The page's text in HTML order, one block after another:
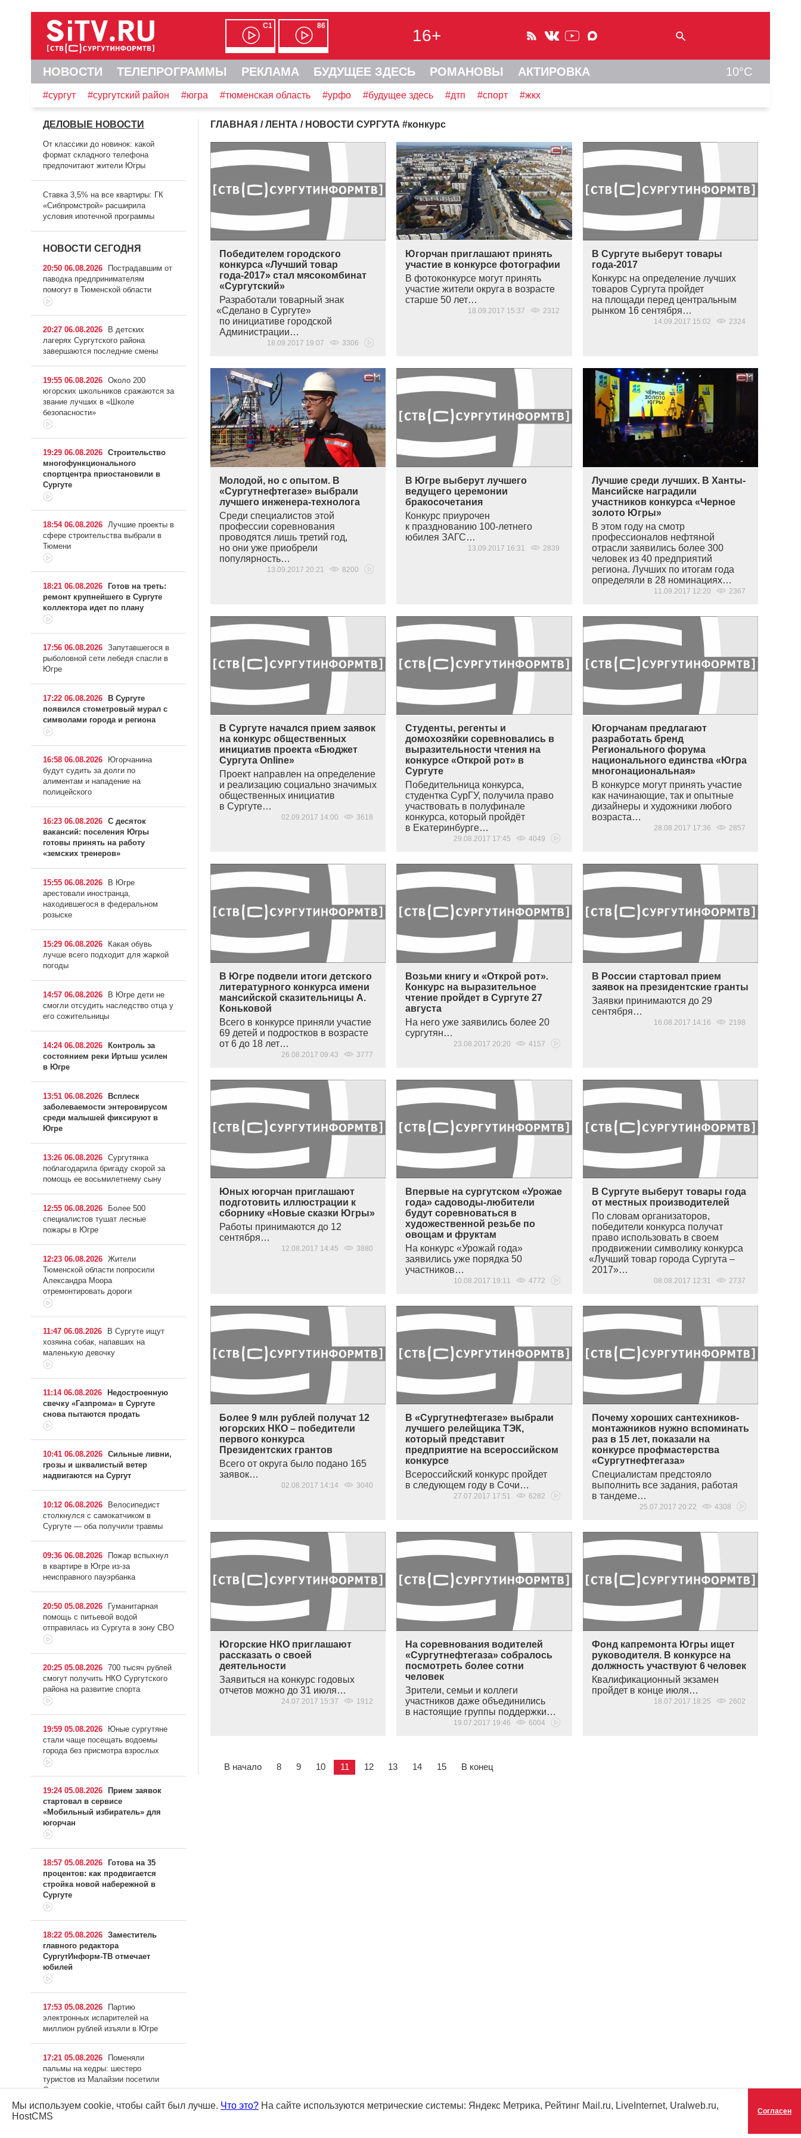
С1 86
16+
НОВОСТИ ТЕЛЕПРОГРАММЫ РЕКЛАМА БУДУЩЕЕ ЗДЕСЬ РОМАНОВЫ АКТИРОВКА 10°C
#сургут #сургутский район #югра #тюменская область #урфо #будущее здесь #дтп #спорт #жкх
ГЛАВНАЯ /ЛЕНТА / НОВОСТИ СУРГУТА #конкурс
Победителем городского
конкурса «Лучший товар
года-2017» стал мясокомбинат
«Сургутский»
Разработали товарный знак
«Сделано в Сургуте»
по инициативе городской
Администрации…
18.09.2017 19:07 3306
Югорчан приглашают принять
участие в конкурсе фотографии
В фотоконкурсе могут принять
участие жители округа в возрасте
старше 50 лет…
18.09.2017 15:37 2312
В Сургуте выберут товары
года-2017
Конкурс на определение лучших
товаров Сургута пройдет
на площади перед центральным
рынком 16 сентября…
14.09.2017 15:02 2324
Молодой, но с опытом. В
«Сургутнефтегазе» выбрали
лучшего инженера-технолога
Среди специалистов этой
профессии соревнования
проводятся лишь третий год,
но они уже приобрели
популярность…
13.09.2017 20:21 8200
В Югре выберут лучшего
ведущего церемонии
бракосочетания
Конкурс приурочен
к празднованию 100-летнего
юбилея ЗАГС…
13.09.2017 16:31 2839
Лучшие среди лучших. В Ханты-
Мансийске наградили
участников конкурса «Черное
золото Югры»
В этом году на смотр
профессионалов нефтяной
отрасли заявились более 300
человек из 40 предприятий
региона. Лучших по итогам года
определяли в 28 номинациях…
11.09.2017 12:20 2367
В Сургуте начался прием заявок
на конкурс общественных
инициатив проекта «Бюджет
Сургута Online»
Проект направлен на определение
и реализацию социально значимых
общественных инициатив
в Сургуте…
02.09.2017 14:00 3618
Студенты, регенты и
домохозяйки соревновались в
выразительности чтения на
конкурсе «Открой рот» в
Сургуте
Победительница конкурса,
студентка СурГУ, получила право
участвовать в полуфинале
конкурса, который пройдёт
в Екатеринбурге…
29.08.2017 17:45 4049
Югорчанам предлагают
разработать бренд
Регионального форума
национального единства «Югра
многонациональная»
В конкурсе могут принять участие
как начинающие, так и опытные
дизайнеры и художники любого
возраста…
28.08.2017 17:36 2857
В Югре подвели итоги детского
литературного конкурса имени
мансийской сказительницы А.
Коньковой
Всего в конкурсе приняли участие
69 детей и подростков в возрасте
от 6 до 18 лет…
26.08.2017 09:43 3777
Возьми книгу и «Открой рот».
Конкурс на выразительное
чтение пройдет в Сургуте 27
августа
На него уже заявились более 20
сургутян…
23.08.2017 20:20 4157
В России стартовал прием
заявок на президентские гранты
Заявки принимаются до 29
сентября…
16.08.2017 14:16 2198
Юных югорчан приглашают
подготовить иллюстрации к
сборнику «Новые сказки Югры»
Работы принимаются до 12
сентября…
12.08.2017 14:45 3880
Впервые на сургутском «Урожае
года» садоводы-любители
будут соревноваться в
художественной резьбе по
овощам и фруктам
На конкурс «Урожай года»
заявились уже порядка 50
участников…
10.08.2017 19:11 4772
В Сургуте выберут товары года
от местных производителей
По словам организаторов,
победители конкурса получат
право использовать в своем
продвижении символику конкурса
«Лучший товар города Сургута –
2017»…
08.08.2017 12:31 2737
Более 9 млн рублей получат 12
югорских НКО – победители
первого конкурса
Президентских грантов
Всего от округа было подано 165
заявок…
02.08.2017 14:14 3040
В «Сургутнефтегазе» выбрали
лучшего релейщика ТЭК,
который представит
предприятие на всероссийском
конкурсе
Всероссийский конкурс пройдет
в следующем году в Сочи…
27.07.2017 17:51 6282
Почему хороших сантехников-
монтажников нужно вспоминать
раз в 15 лет, показали на
конкурсе профмастерства
«Сургутнефтегаза»
Специалистам предстояло
выполнить все задания, работая
в тандеме…
25.07.2017 20:22 4308
Югорские НКО приглашают
рассказать о своей
деятельности
Заявиться на конкурс годовых
отчетов можно до 31 июля…
24.07.2017 15:37 1912
На соревнования водителей
«Сургутнефтегаза» собралось
посмотреть более сотни
человек
Зрители, семьи и коллеги
участников даже объединились
в настоящие группы поддержки…
19.07.2017 19:46 6004
Фонд капремонта Югры ищет
руководителя. В конкурсе на
должность участвуют 6 человек
Квалификационный экзамен
пройдет в конце июля…
18.07.2017 18:25 2602
В начало 8 9 10 11 12 13 14 15 В конец
ДЕЛОВЫЕ НОВОСТИ
От классики до новинок: какой
формат складного телефона
предпочитают жители Югры
Ставка 3,5% на все квартиры: ГК
«Сибпромстрой» расширила
условия ипотечной программы
НОВОСТИ СЕГОДНЯ
20:50 06.08.2026
Пострадавшим от
паводка предпринимателям
помогут в Тюменской области
20:27 06.08.2026
В детских
лагерях Сургутского района
завершаются последние смены
19:55 06.08.2026 Около 200
югорских школьников сражаются за
звание лучших в «Школе
безопасности»
19:29 06.08.2026 Строительство
многофункционального
спортцентра приостановили в
Сургуте
18:54 06.08.2026 Лучшие проекты в
сфере строительства выбрали в
Тюмени
18:21 06.08.2026
Готов на треть:
ремонт крупнейшего в Сургуте
коллектора идет по плану
17:56 06.08.2026 Запутавшегося в
рыболовной сети лебедя спасли в
Югре
17:22 06.08.2026
В Сургуте
появился стометровый мурал с
символами города и региона
16:58 06.08.2026
Югорчанина
будут судить за долги по
алиментам и нападение на
полицейского
16:23 06.08.2026 С десяток
вакансий: поселения Югры
готовы принять на работу
«земских тренеров»
15:55 06.08.2026
В Югре
арестовали иностранца,
находившегося в федеральном
розыске
15:29 06.08.2026
Какая обувь
лучше всего подходит для жаркой
погоды
14:57 06.08.2026
В Югре дети не
смогли отсудить наследство отца у
его сожительницы
14:24 06.08.2026
Контроль за
состоянием реки Иртыш усилен
в Югре
13:51 06.08.2026
Всплеск
заболеваемости энтеровирусом
среди малышей фиксируют в
Югре
13:26 06.08.2026 Сургутянка
поблагодарила бригаду скорой за
помощь ее восьмилетнему сыну
12:55 06.08.2026
Более 500
специалистов тушат лесные
пожары в Югре
12:23 06.08.2026 Жители
Тюменской области попросили
Александра Моора
отремонтировать дороги
11:47 06.08.2026
В Сургуте ищут
хозяина собак, напавших на
маленькую девочку
11:14 06.08.2026
Недостроенную
свечку «Газпрома» в Сургуте
снова пытаются продать
10:41 06.08.2026 Сильные ливни,
грозы и шквалистый ветер
надвигаются на Сургут
10:12 06.08.2026
Велосипедист
столкнулся с самокатчиком в
Сургуте — оба получили травмы
09:36 06.08.2026
Пожар вспыхнул
в квартире в Югре из-за
неисправного пауэрбанка
20:50 05.08.2026
Гуманитарная
помощь с питьевой водой
отправилась из Сургута в зону СВО
20:25 05.08.2026 700 тысяч рублей
смогут получить НКО Сургутского
района на развитие спорта
19:59 05.08.2026
Юные сургутяне
стали чаще посещать водоемы
города без присмотра взрослых
19:24 05.08.2026
Прием заявок
стартовал в сервисе
«Мобильный избиратель» для
югорчан
18:57 05.08.2026
Готова на 35
процентов: как продвигается
стройка новой набережной в
Сургуте
18:22 05.08.2026 Заместитель
главного редактора
СургутИнформ-ТВ отмечает
юбилей
17:53 05.08.2026
Партию
электронных испарителей на
миллион рублей изъяли в Югре
17:21 05.08.2026
Поменяли
пальмы на кедры: шестеро
туристов из Малайзии посетили
Сургут
Мы используем cookie, чтобы сайт был лучше. Что это? На сайте используются метрические системы: Яндекс Метрика, Рейтинг Mail.ru, LiveInternet, Uralweb.ru,
HostCMS
Согласен